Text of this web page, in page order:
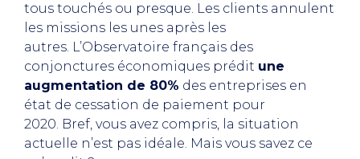
tous touchés ou presque. Les clients annulent
les missions les unes après les
autres. L’Observatoire français des
conjonctures économiques prédit une
augmentation de 80% des entreprises en
état de cessation de paiement pour
2020. Bref, vous avez compris, la situation
actuelle n’est pas idéale. Mais vous savez ce